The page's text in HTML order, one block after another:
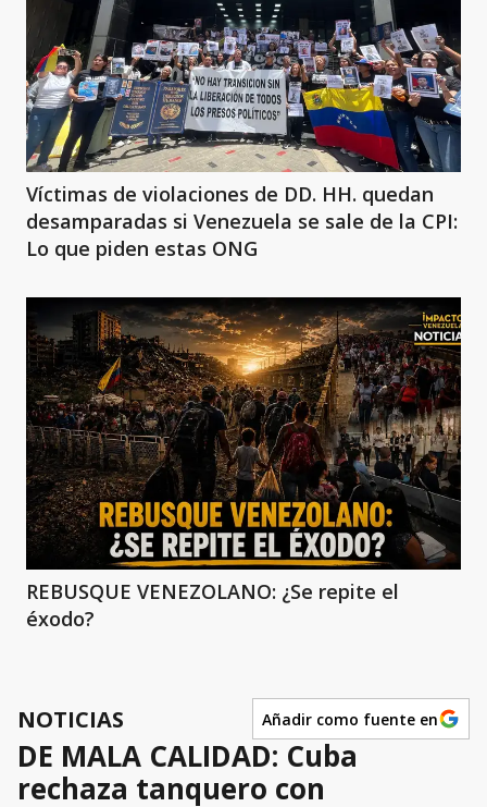
Víctimas de violaciones de DD. HH. quedan
desamparadas si Venezuela se sale de la CPI:
Lo que piden estas ONG
REBUSQUE VENEZOLANO: ¿Se repite el
éxodo?
NOTICIAS Añadir como fuente en
DE MALA CALIDAD: Cuba
rechaza tanquero con